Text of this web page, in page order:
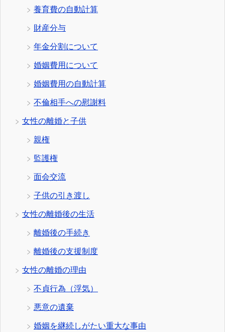
養育費の自動計算
財産分与
年金分割について
婚姻費用について
婚姻費用の自動計算
不倫相手への慰謝料
女性の離婚と子供
親権
監護権
面会交流
子供の引き渡し
女性の離婚後の生活
離婚後の手続き
離婚後の支援制度
女性の離婚の理由
不貞行為（浮気）
悪意の遺棄
婚姻を継続しがたい重大な事由